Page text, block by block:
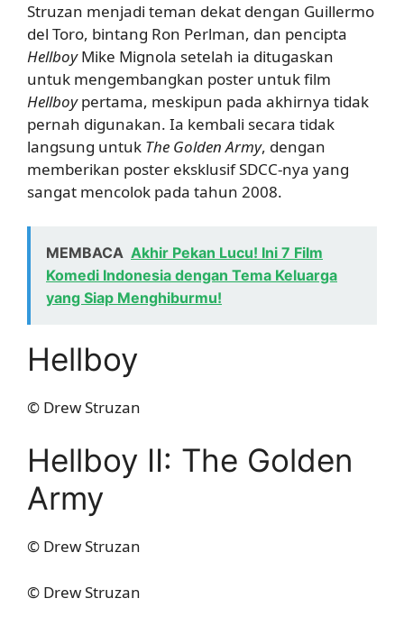
Struzan menjadi teman dekat dengan Guillermo
del Toro, bintang Ron Perlman, dan pencipta
HellboyMike Mignola setelah ia ditugaskan
untuk mengembangkan poster untuk film
Hellboypertama, meskipun pada akhirnya tidak
pernah digunakan. Ia kembali secara tidak
langsung untuk The Golden Army, dengan
memberikan poster eksklusif SDCC-nya yang
sangat mencolok pada tahun 2008.
MEMBACA Akhir Pekan Lucu! Ini 7 Film
Komedi Indonesia dengan Tema Keluarga
yang Siap Menghiburmu!
Hellboy
© Drew Struzan
Hellboy II: The Golden
Army
© Drew Struzan
© Drew Struzan